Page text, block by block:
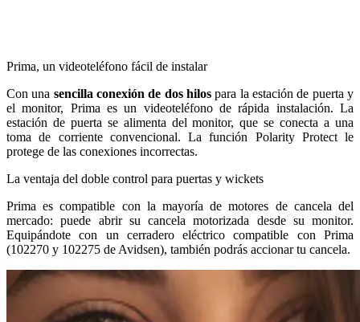
Prima, un videoteléfono fácil de instalar
Con una sencilla conexión de dos hilos para la estación de puerta y
el monitor, Prima es un videoteléfono de rápida instalación. La
estación de puerta se alimenta del monitor, que se conecta a una
toma de corriente convencional. La función Polarity Protect le
protege de las conexiones incorrectas.
La ventaja del doble control para puertas y wickets
Prima es compatible con la mayoría de motores de cancela del
mercado: puede abrir su cancela motorizada desde su monitor.
Equipándote con un cerradero eléctrico compatible con Prima
(102270 y 102275 de Avidsen), también podrás accionar tu cancela.